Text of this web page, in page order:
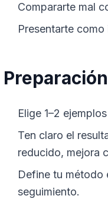
Compararte mal
Presentarte
Elige 1–2
Ten claro el
reducido, mejora
Define tu método
seguimiento.